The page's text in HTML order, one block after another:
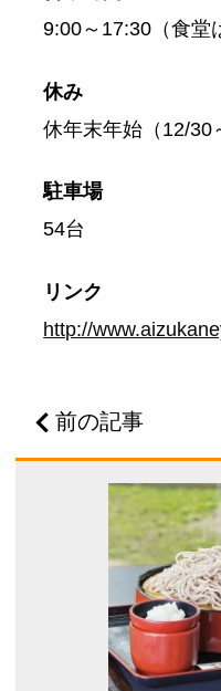
9:00～17:30（食堂
休み
休年末年始（12/30
駐車場
54台
リンク
http://
前の記事